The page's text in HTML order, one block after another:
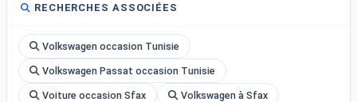
RECHERCHES ASSOCIÉES
Volkswagen occasion Tunisie
Volkswagen Passat occasion Tunisie
Voiture occasion Sfax Volkswagen à Sfax